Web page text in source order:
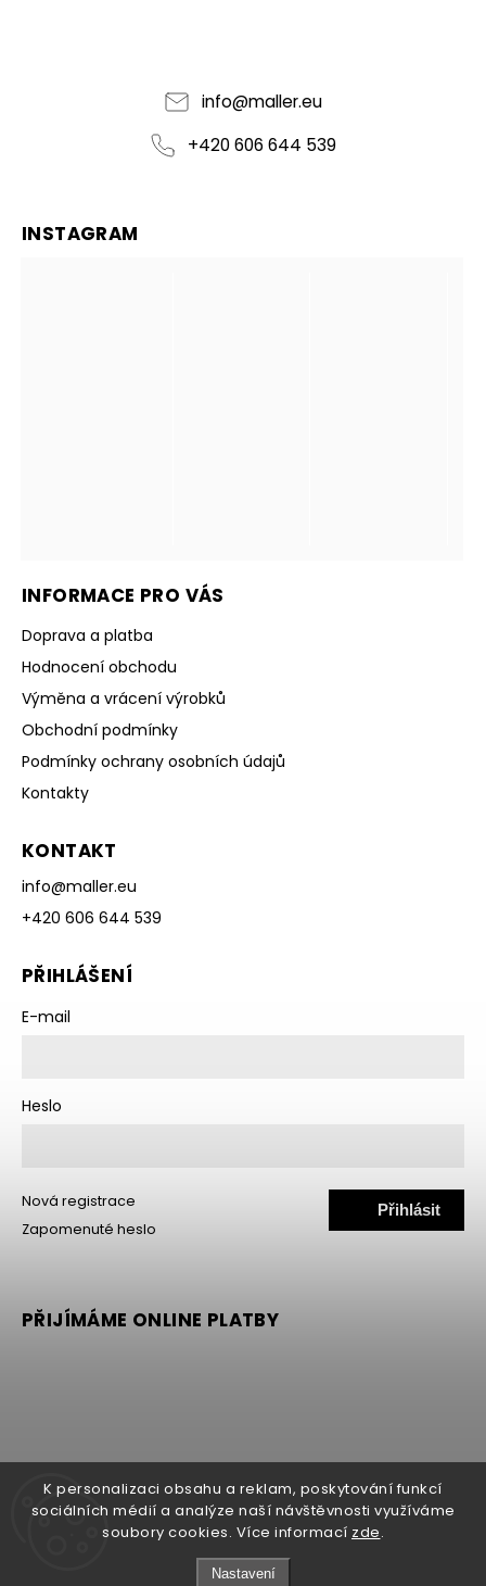
K personalizaci obsahu a reklam, poskytování funkcí
sociálních médií a analýze naší návštěvnosti využíváme
soubory cookies. Více informací zde.
Nastavení
info@maller.eu
+420 606 644 539
INFORMACE PRO VÁS
Doprava a platba
Hodnocení obchodu
Výměna a vrácení výrobků
Obchodní podmínky
Podmínky ochrany osobních údajů
Kontakty
KONTAKT
info@maller.eu
+420 606 644 539
INSTAGRAM
PŘIHLÁŠENÍ
E-mail
Heslo
Přihlásit
Nová registrace
Zapomenuté heslo
PŘIJÍMÁME ONLINE PLATBY
MALLER. Všechna práva vyhrazena.